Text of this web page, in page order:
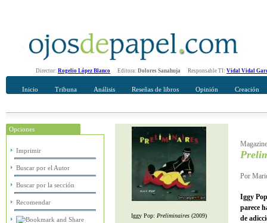
Director: Rogelio López Blanco Editora: Dolores Sanahuja Responsable TI: Vidal Vidal
Inicio Tribuna Análisis Reseñas de libros Opinión Creación
Opciones
Imprimir
Buscar por el Autor
Buscar por la sección
Recomendar
Recomendar
Su nombre Completo
Iggy Pop: Preliminaires(2009)
Por
Iggy
parece
de